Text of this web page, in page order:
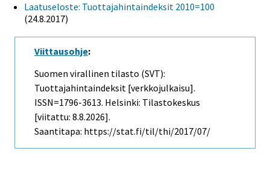
Laatuseloste: Tuottajahintaindeksit 2010=100
(24.8.2017)
Viittausohje:
Suomen virallinen tilasto (SVT):
Tuottajahintaindeksit [verkkojulkaisu].
ISSN=1796-3613. Helsinki: Tilastokeskus
[viitattu: 8.8.2026].
Saantitapa: https://stat.fi/til/thi/2017/07/